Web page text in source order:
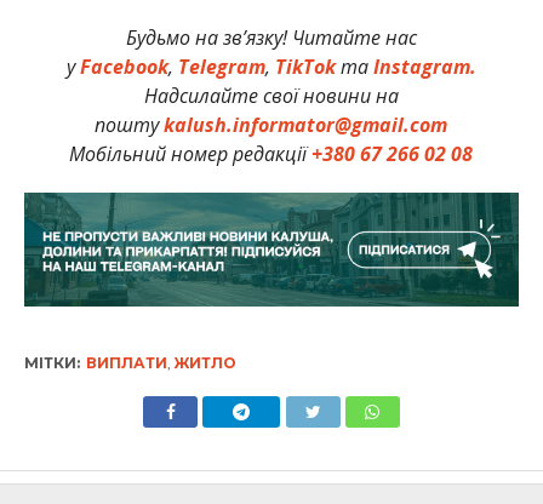
Будьмо на зв’язку! Читайте нас
уFacebook, Telegram, TikTokтаInstagram.
Надсилайте свої новини на
поштуkalush.informator@gmail.com
Мобільний номер редакції+380 67 266 02 08
МІТКИ: ВИПЛАТИ ЖИТЛО